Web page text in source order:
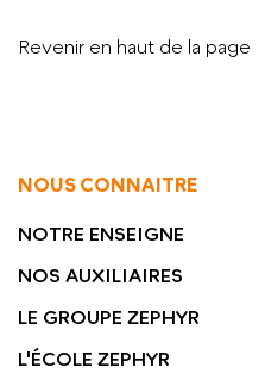
Revenir en haut de la page
NOUS CONNAITRE
NOTRE ENSEIGNE
NOS AUXILIAIRES
LE GROUPE ZEPHYR
L'ÉCOLE ZEPHYR